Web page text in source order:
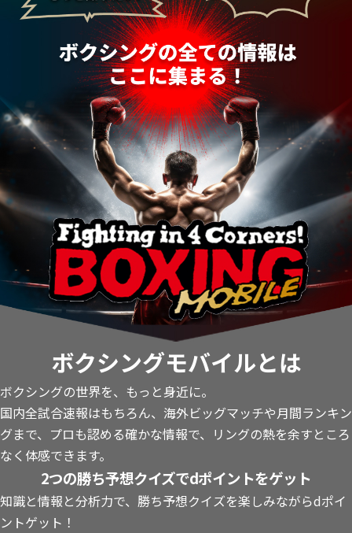
ボクシングモバイルとは
ボクシングの世界を、もっと身近に。
国内全試合速報はもちろん、海外ビッグマッチや月間ランキン
グまで、プロも認める確かな情報で、リングの熱を余すところ
なく体感できます。
2つの勝ち予想クイズでdポイントをゲット
知識と情報と分析力で、勝ち予想クイズを楽しみながらdポイ
ントゲット！